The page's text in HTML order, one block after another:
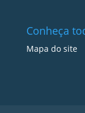
Conheça
Mapa do site